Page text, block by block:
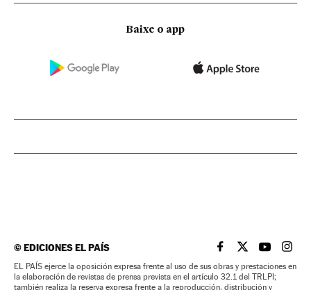
Baixe o app
©EDICIONES EL PAÍS EL PAÍS BRASIL EN
EL PAÍSEL PAÍS
EL
EL PAÍS ejerce la oposición expresa frente al uso de sus obras y prestaciones en
la elaboración de revistas de prensa prevista en el artículo 32.1 del TRLPI;
también realiza la reserva expresa frente a la reproducción, distribución y